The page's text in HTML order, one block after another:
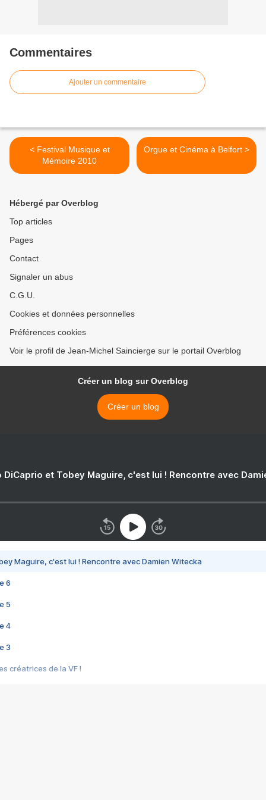
Commentaires
Ajouter un commentaire
< Festival Musique et
Mémoire 2010
Orgue et Cinéma à Belfort >
Hébergé par Overblog
Top articles
Pages
Contact
Signaler un abus
C.G.U.
Cookies et données personnelles
Préférences cookies
Voir le profil de Jean-Michel Saincierge sur le portail Overblog
Créer un blog sur Overblog
Créer un blog
DiCaprio et Tobey Maguire, c'est lui ! Rencontre avec
Maguire, c'est lui ! Rencontre avec Damien Witecka
6
5
4
3
créatrices de la VF !